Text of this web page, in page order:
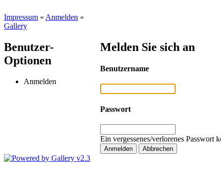
Impressum « Anmelden «
Gallery
Benutzer-
Optionen
Anmelden
Melden Sie sich an
Benutzername
Passwort
Ein vergessenes/verlorenes Passwort